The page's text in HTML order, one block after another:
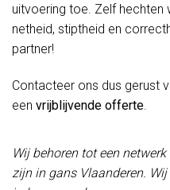
uitvoering toe. Zelf hechten
netheid, stiptheid en
partner!
Contacteer ons dus gerust
een vrijblijvende offerte.
Wij behoren tot een
zijn in gans Vlaanderen.